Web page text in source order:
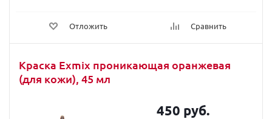
Отложить Сравнить
Краска Exmix проникающая оранжевая
(для кожи), 45 мл
450 руб.